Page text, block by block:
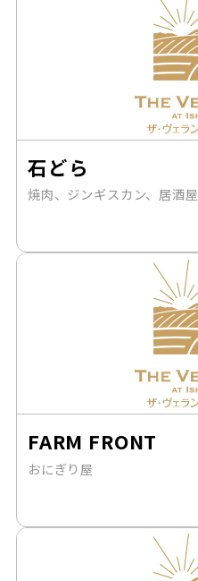
石どら
焼肉、ジンギスカン、居酒屋
FARM FRONT
おにぎり屋